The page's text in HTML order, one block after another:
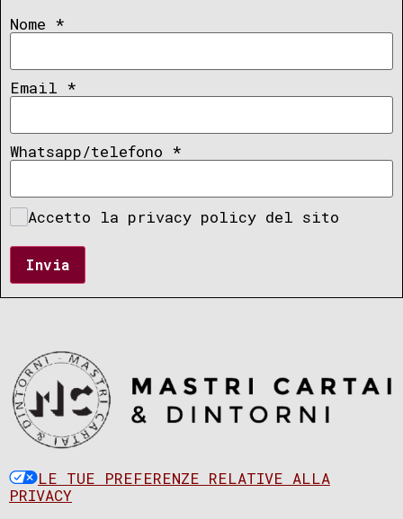
Nome *
Email *
Whatsapp/telefono *
Accetto la privacy policy del sito
Invia
LE TUE PREFERENZE RELATIVE ALLA
PRIVACY